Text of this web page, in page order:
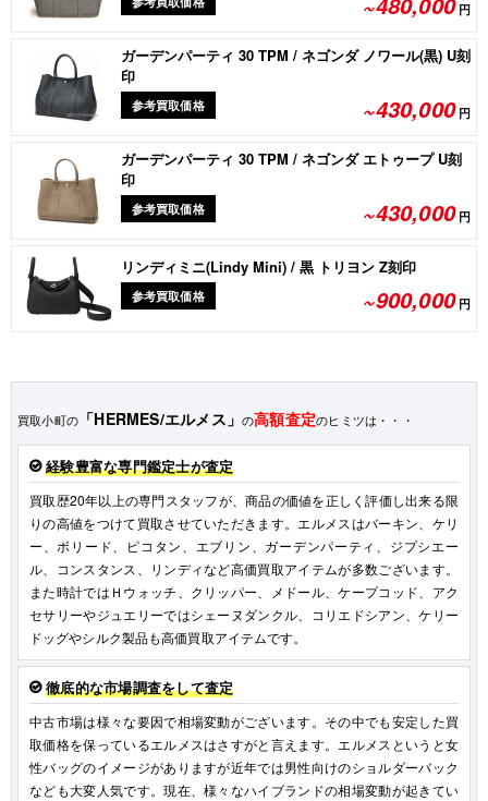
円
ガーデンパーティ 30 TPM / ネゴンダ ノワール(黒) U刻
印
参考買取価格 ~430,000円
ガーデンパーティ 30 TPM / ネゴンダ エトゥープ U刻
印
参考買取価格 ~430,000円
リンディミニ(Lindy Mini) / 黒 トリヨン Z刻印
参考買取価格 ~900,000円
買取小町の 「HERMES/エルメス」 の高額査定のヒミツは・・・
経験豊富な専門鑑定士が査定
買取歴20年以上の専門スタッフが、商品の価値を正しく評価し出来る限
りの高値をつけて買取させていただきます。エルメスはバーキン、ケリ
ー、ボリード、ピコタン、エブリン、ガーデンパーティ、ジプシエー
ル、コンスタンス、リンディなど高価買取アイテムが多数ございます。
また時計ではＨウォッチ、クリッパー、メドール、ケープコッド、アク
セサリーやジュエリーではシェーヌダンクル、コリエドシアン、ケリー
ドッグやシルク製品も高価買取アイテムです。
徹底的な市場調査をして査定
中古市場は様々な要因で相場変動がございます。その中でも安定した買
取価格を保っているエルメスはさすがと言えます。エルメスというと女
性バッグのイメージがありますが近年では男性向けのショルダーバック
なども大変人気です。現在、様々なハイブランドの相場変動が起きてい